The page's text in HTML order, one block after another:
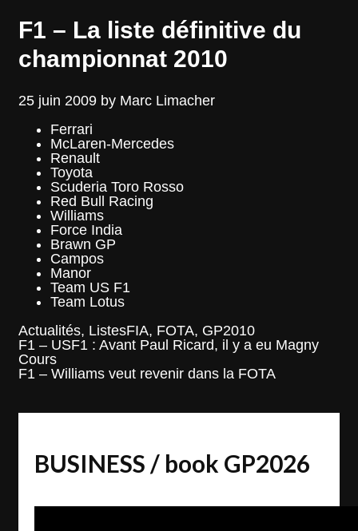
F1 – La liste définitive du
championnat 2010
25 juin 2009 by Marc Limacher
Ferrari
McLaren-Mercedes
Renault
Toyota
Scuderia Toro Rosso
Red Bull Racing
Williams
Force India
Brawn GP
Campos
Manor
Team US F1
Team Lotus
Categories
Actualités, ListesTags
FIA, FOTA, GP2010
Post
navigation
F1 – USF1 : Avant Paul Ricard, il y a eu Magny
Cours
F1 – Williams veut revenir dans la FOTA
BUSINESS / book GP2026